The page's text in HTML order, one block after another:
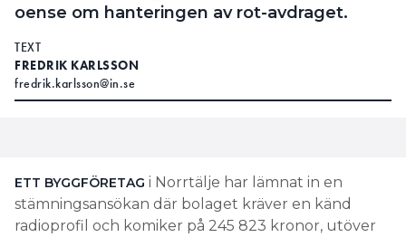
oense om hanteringen av rot-avdraget.
TEXT
FREDRIK KARLSSON
fredrik.karlsson@in.se
ETT BYGGFÖRETAG i Norrtälje har lämnat in en
stämningsansökan där bolaget kräver en känd
radioprofil och komiker på 245 823 kronor, utöver